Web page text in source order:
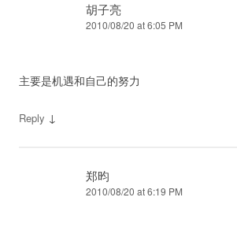
胡子亮
2010/08/20 at 6:05 PM
主要是机遇和自己的努力
Reply ↓
郑昀
2010/08/20 at 6:19 PM